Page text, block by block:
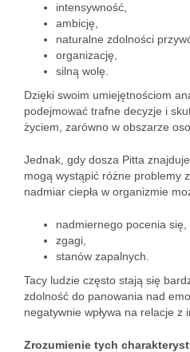
intensywność,
ambicję,
naturalne zdolności
organizację,
silną wolę.
Dzięki swoim umiejętnościom
podejmować trafne decyzje i
życiem, zarówno w obszarze
Jednak, gdy dosza Pitta
mogą wystąpić różne problemy
nadmiar ciepła w organizmie
nadmiernego pocenia się,
zgagi,
stanów zapalnych.
Tacy ludzie często stają się
zdolność do panowania nad
negatywnie wpływa na relacje z
Zrozumienie tych